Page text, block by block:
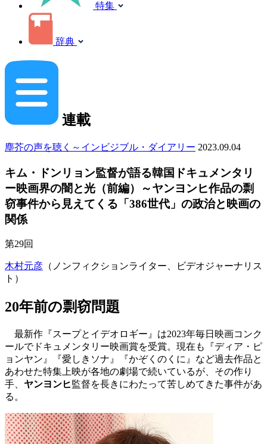
特集
辞典
連載
塵芥の声を聴く～インビジブル・ダイアリー 2023.09.04
キム・ドンリョン監督が語る韓国ドキュメンタリ
ー映画界の闇と光（前編）～ヤンヨンヒ作品の剽
窃事件から見えてくる「386世代」の政治と映画の
関係
第29回
木村元彦 （ノンフィクションライター、ビデオジャーナリス
ト）
20年前の剽窃問題
最新作『スープとイデオロギー』は2023年毎日映画コンク
ールでドキュメンタリー映画賞を受賞。現在も『ディア・ピ
ョンヤン』『愛しきソナ』『かぞくのくに』など過去作品と
あわせた特集上映が各地の劇場で続いているが、その作り
手、 ヤンヨンヒ監督を長きにわたって苦しめてきた事件があ
る。